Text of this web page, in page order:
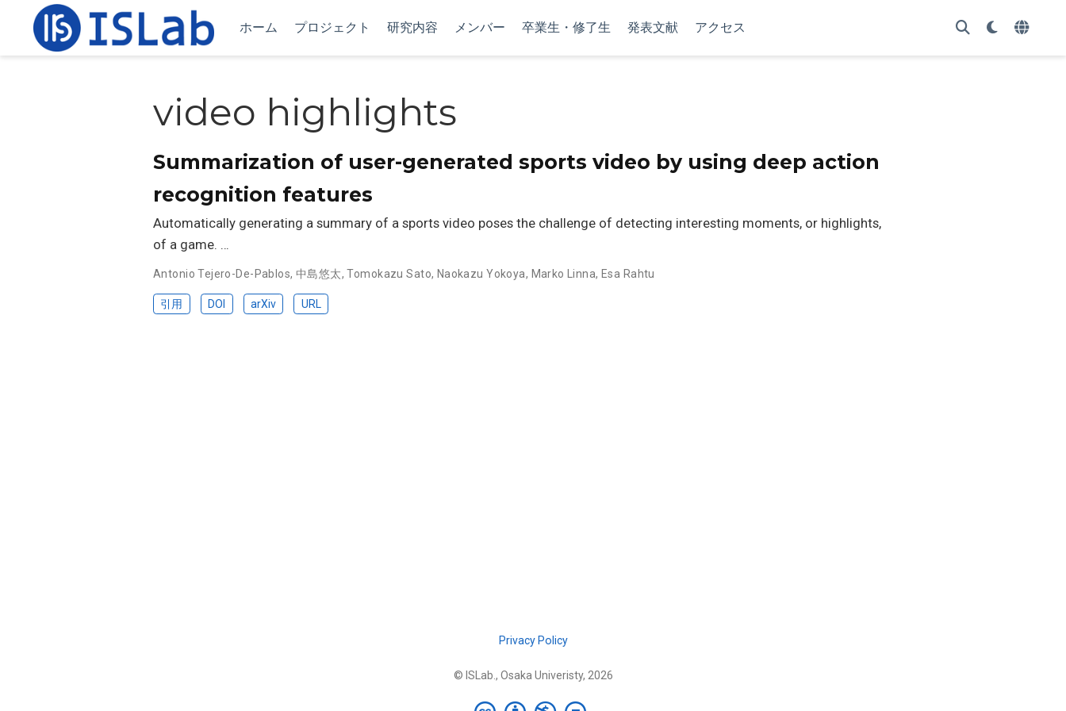
ホーム プロジェクト 研究内容 メンバー 卒業生・修了生 発表文献 アクセス
video highlights
Summarization of user-generated sports video by using deep action
recognition features
Automatically generating a summary of a sports video poses the challenge of detecting interesting moments, or highlights,
of a game. …
Antonio Tejero-De-Pablos, 中島悠太,Tomokazu Sato, Naokazu Yokoya, Marko Linna, Esa Rahtu
引用 DOI arXiv URL
Privacy Policy
© ISLab., Osaka Univeristy, 2026